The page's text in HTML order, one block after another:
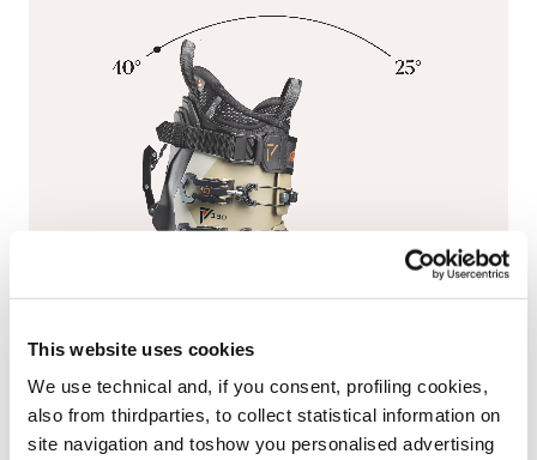
This website uses cookies
We use technical and, if you consent, profiling cookies,
also from thirdparties, to collect statistical information on
site navigation and toshow you personalised advertising